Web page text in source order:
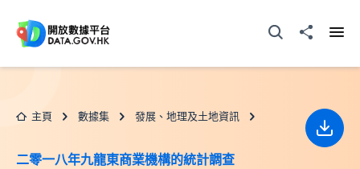
打開搜尋器分享至
主頁 數據集 發展、地理及土地資訊
二零一八年九龍東商業機構的統計調查
下載